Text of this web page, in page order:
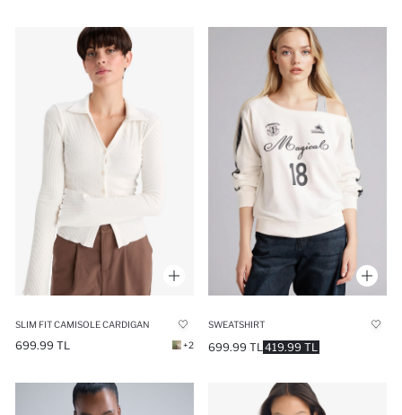
SLIM FIT CAMISOLE CARDIGAN
699.99 TL +2
SWEATSHIRT
419.99 TL
699.99 TL